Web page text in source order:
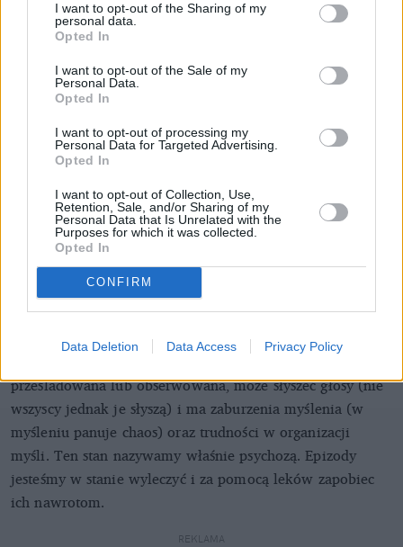
I want to opt-out of the Sharing of my
personal data.
Opted In
I want to opt-out of the Sale of my
Personal Data.
Opted In
I want to opt-out of processing my
Personal Data for Targeted Advertising.
Opted In
I want to opt-out of Collection, Use,
Retention, Sale, and/or Sharing of my
Personal Data that Is Unrelated with the
Purposes for which it was collected.
Opted In
CONFIRM
Data Deletion Data Access Privacy Policy
A czy pojawiają się też omamy wzrokowe?
mogą się zdarzyć, ale to budzi szczególną czujność
psychiatrów, ponieważ nie są one charakterystyczne dla
schizofrenii paranoidalnej. Próbujemy więc zdiagnozować
coś innego.
Te wszystkie objawy to właśnie psychoza, tak?
Tak. Podsumowując, mamy więc osobę, która ma
prześladowana lub obserwowana, może słyszeć głosy (nie
wszyscy jednak je słyszą) i ma zaburzenia myślenia (w
myśleniu panuje chaos) oraz trudności w organizacji
myśli. Ten stan nazywamy właśnie psychozą. Epizody
jesteśmy w stanie wyleczyć i za pomocą leków zapobiec
ich nawrotom.
REKLAMA